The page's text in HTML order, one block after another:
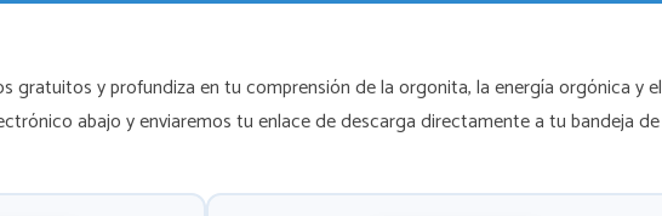
gratuitos y profundiza en tu comprensión de la orgonita, la energía orgónica y el
abajo y enviaremos tu enlace de descarga directamente a tu bandeja de